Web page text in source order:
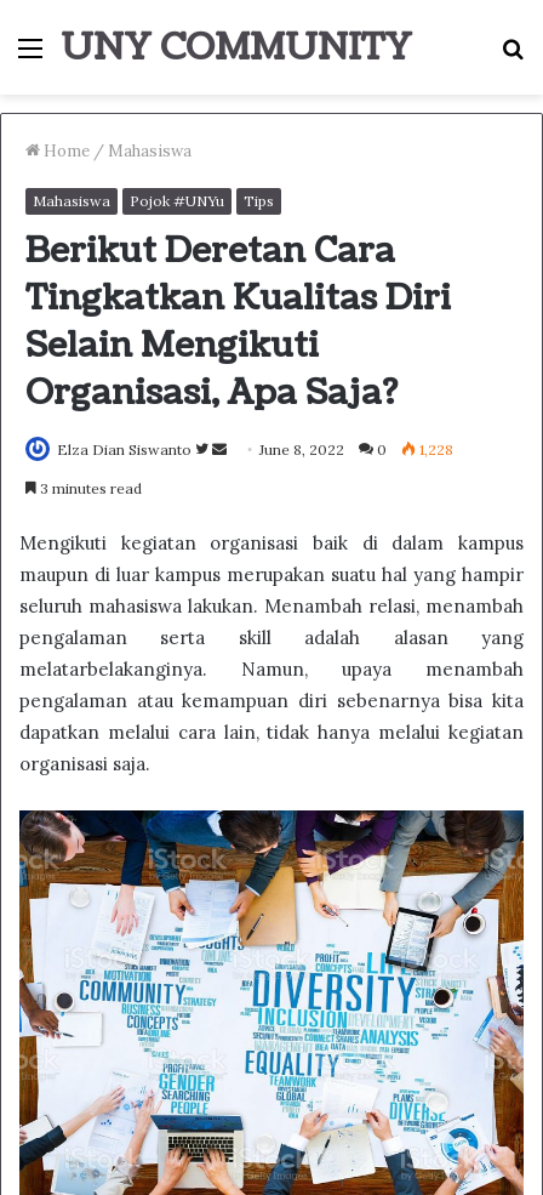
Menu
UNY COMMUNITY
Home / Mahasiswa
Mahasiswa Pojok #UNYu Tips
Berikut Deretan Cara
Tingkatkan Kualitas Diri
Selain Mengikuti
Organisasi, Apa Saja?
Elza Dian Siswanto
Follow
Send June 8, 2022 0 1,228
3 minutes read
Mengikuti kegiatan organisasi baik di dalam kampus
maupun di luar kampus merupakan suatu hal yang hampir
seluruh mahasiswa lakukan. Menambah relasi, menambah
pengalaman serta skill adalah alasan yang
melatarbelakanginya. Namun, upaya menambah
pengalaman atau kemampuan diri sebenarnya bisa kita
dapatkan melalui cara lain, tidak hanya melalui kegiatan
organisasi saja.